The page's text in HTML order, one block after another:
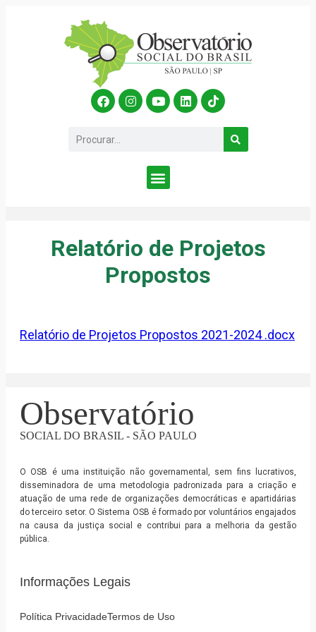
Relatório de Projetos
Propostos
Relatório de Projetos Propostos 2021-2024 .docx
Observatório
SOCIAL DO BRASIL - SÃO PAULO
O OSB é uma instituição não governamental, sem fins lucrativos,
disseminadora de uma metodologia padronizada para a criação e
atuação de uma rede de organizações democráticas e apartidárias
do terceiro setor. O Sistema OSB é formado por voluntários engajados
na causa da justiça social e contribui para a melhoria da gestão
pública.
Informações Legais
Política PrivacidadeTermos de Uso